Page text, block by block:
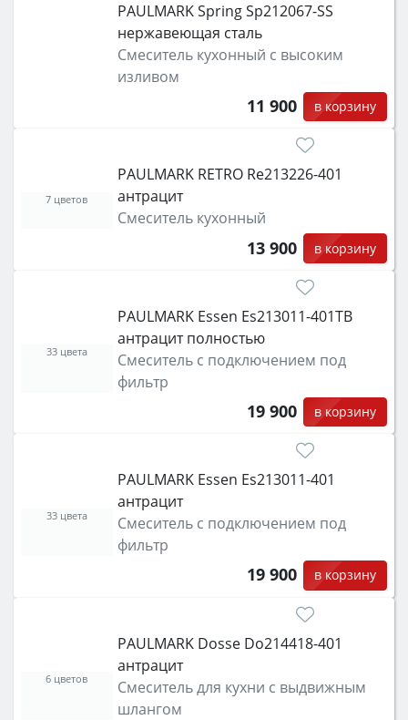
PAULMARK Spring Sp212067-SS
нержавеющая сталь
Смеситель кухонный с высоким
изливом
11 900 в корзину
PAULMARK RETRO Re213226-401
антрацит
Смеситель кухонный
13 900 в корзину
7 цветов
PAULMARK Essen Es213011-401TB
антрацит полностью
Смеситель с подключением под
фильтр
19 900 в корзину
33 цвета
PAULMARK Essen Es213011-401
антрацит
Смеситель с подключением под
фильтр
19 900 в корзину
33 цвета
PAULMARK Dosse Do214418-401
антрацит
Смеситель для кухни с выдвижным
шлангом
6 цветов